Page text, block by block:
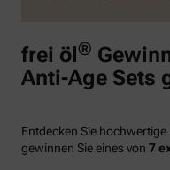
frei öl ®
Anti-Age Sets
Entdecken Sie
gewinnen Sie eines von 7